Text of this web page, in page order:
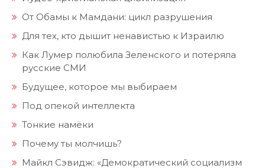
От Обамы к Мамдани: цикл разрушения
Для тех, кто дышит ненавистью к Израилю
Как Лумер полюбила Зеленского и потеряла
русские СМИ
Будущее, которое мы выбираем
Под опекой интеллекта
Тонкие намёки
Почему ты молчишь?
Майкл Сэвидж: «Демократический социализм